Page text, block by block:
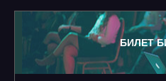
БИЛЕТ